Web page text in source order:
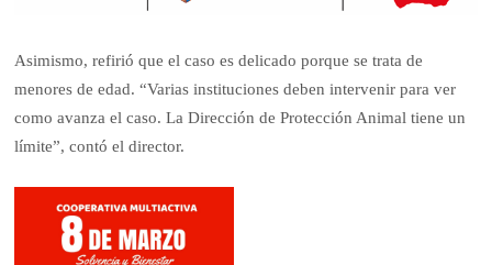
Asimismo, refirió que el caso es delicado porque se trata de
menores de edad. “Varias instituciones deben intervenir para ver
como avanza el caso. La Dirección de Protección Animal tiene un
límite”, contó el director.